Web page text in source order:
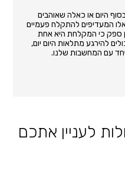
היום או כאלה שאוהבים
המעדיפים להתקלח פעמיים
ספק כי המקלחת היא אחת
להירגע מתלאות היום יום,
עם המחשבות שלנו.
לעניין אתכם